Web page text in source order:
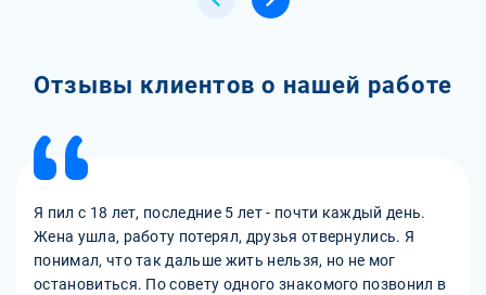
Отзывы клиентов о нашей работе
Я пил с 18 лет, последние 5 лет - почти каждый день.
Жена ушла, работу потерял, друзья отвернулись. Я
понимал, что так дальше жить нельзя, но не мог
остановиться. По совету одного знакомого позвонил в